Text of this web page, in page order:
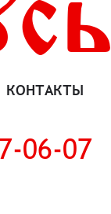
КОНТАКТЫ
06-07